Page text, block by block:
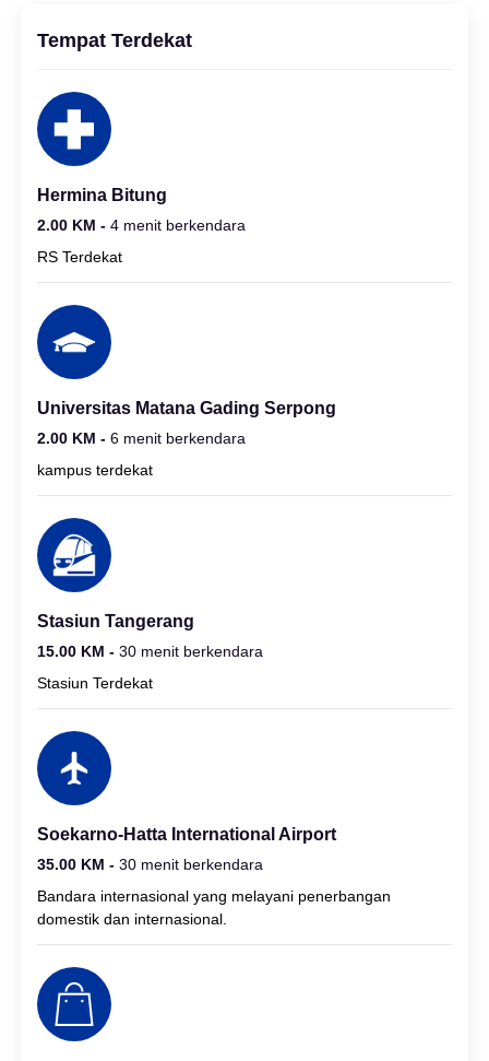
Tempat Terdekat
Hermina Bitung
2.00 KM - 4 menit berkendara
RS Terdekat
Universitas Matana Gading Serpong
2.00 KM - 6 menit berkendara
kampus terdekat
Stasiun Tangerang
15.00 KM - 30 menit berkendara
Stasiun Terdekat
Soekarno-Hatta International Airport
35.00 KM - 30 menit berkendara
Bandara internasional yang melayani penerbangan
domestik dan internasional.